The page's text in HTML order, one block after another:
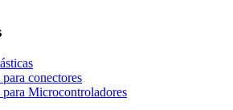
conectores
para Microcontroladores